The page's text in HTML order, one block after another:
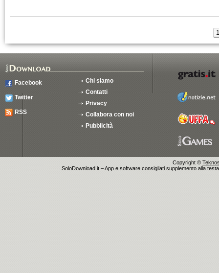
1
Facebook
Twitter
RSS
Chi siamo
Contatti
Privacy
Collabora con noi
Pubblicità
Copyright ©
SoloDownload.it – App e software consigliati supplemento alla